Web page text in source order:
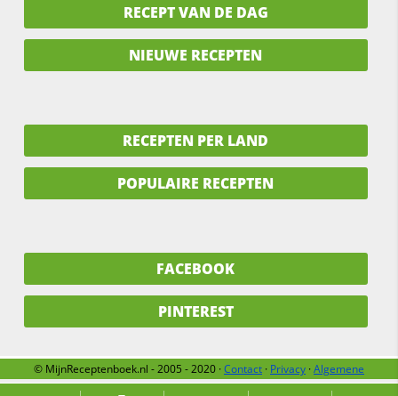
RECEPT VAN DE DAG
NIEUWE RECEPTEN
RECEPTEN PER LAND
POPULAIRE RECEPTEN
FACEBOOK
PINTEREST
© MijnReceptenboek.nl - 2005 - 2020 ·Contact · Privacy ·Algemene
voorwaarden
Over ons